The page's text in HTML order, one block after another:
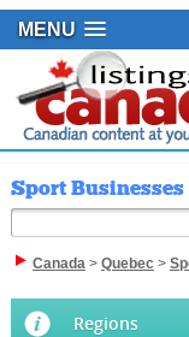
MENU
Sport
Canada> Quebec>
Regions